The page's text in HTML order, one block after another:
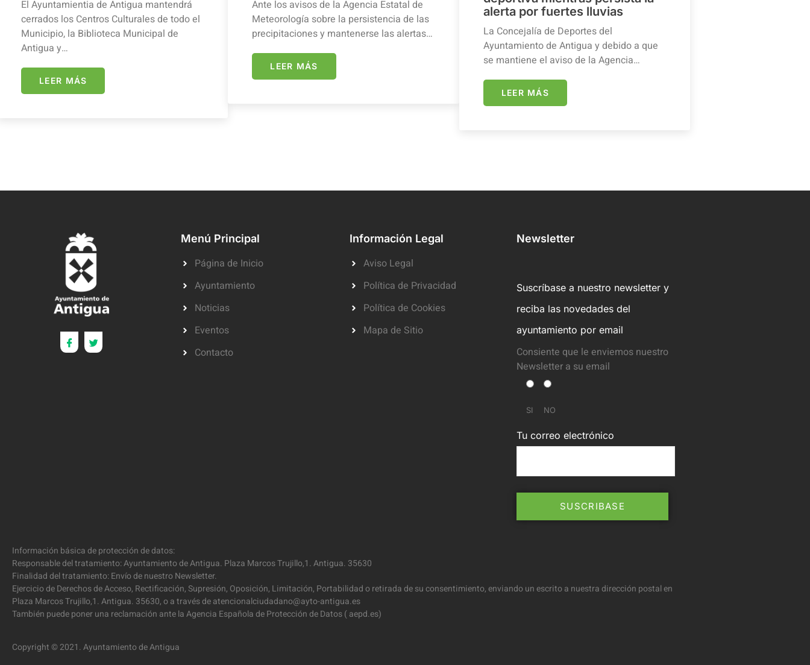
El Ayuntamientia de Antigua mantendrá
cerrados los Centros Culturales de todo el
Municipio, la Biblioteca Municipal de
Antigua y…
LEER MÁS
Ante los avisos de la Agencia Estatal de
Meteorología sobre la persistencia de las
precipitaciones y mantenerse las alertas…
LEER MÁS
alerta por fuertes lluvias
La Concejalía de Deportes del
Ayuntamiento de Antigua y debido a que
se mantiene el aviso de la Agencia…
LEER MÁS
Menú Principal
Página de Inicio
Ayuntamiento
Noticias
Eventos
Contacto
Información Legal
Aviso Legal
Política de Privacidad
Política de Cookies
Mapa de Sitio
Newsletter
Suscríbase a nuestro newsletter y
reciba las novedades del
ayuntamiento por email
Consiente que le enviemos nuestro
Newsletter a su email
SI NO
Tu correo electrónico
Información básica de protección de datos:
Responsable del tratamiento: Ayuntamiento de Antigua. Plaza Marcos Trujillo,1. Antigua. 35630
Finalidad del tratamiento: Envío de nuestro Newsletter.
Ejercicio de Derechos de Acceso, Rectificación, Supresión, Oposición, Limitación, Portabilidad o retirada de su consentimiento, enviando un escrito a nuestra dirección postal en
Plaza Marcos Trujillo,1. Antigua. 35630, o a través de atencionalciudadano@ayto-antigua.es
También puede poner una reclamación ante la Agencia Española de Protección de Datos ( aepd.es)
Copyright © 2021. Ayuntamiento de Antigua